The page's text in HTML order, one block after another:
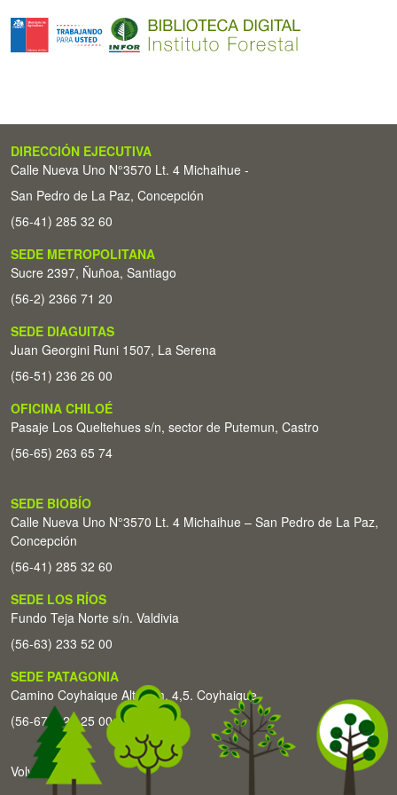
DIRECCIÓN EJECUTIVA
Calle Nueva Uno N°3570 Lt. 4 Michaihue -
San Pedro de La Paz, Concepción
(56-41) 285 32 60
SEDE METROPOLITANA
Sucre 2397, Ñuñoa, Santiago
(56-2) 2366 71 20
SEDE DIAGUITAS
Juan Georgini Runi 1507, La Serena
(56-51) 236 26 00
OFICINA CHILOÉ
Pasaje Los Queltehues s/n, sector de Putemun, Castro
(56-65) 263 65 74
SEDE BIOBÍO
Calle Nueva Uno N°3570 Lt. 4 Michaihue – San Pedro de La Paz,
Concepción
(56-41) 285 32 60
SEDE LOS RÍOS
Fundo Teja Norte s/n. Valdivia
(56-63) 233 52 00
SEDE PATAGONIA
Camino Coyhaique Alto Km. 4,5. Coyhaique
(56-67) 226 25 00
Volver arriba